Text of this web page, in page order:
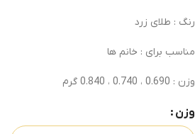
رنگ : طلای زرد
مناسب برای : خانم ها
وزن : 0.690 ، 0.740 ، 0.840 گرم
وزن